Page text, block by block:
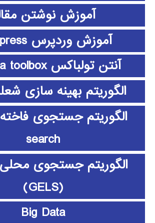
آموزش نوشتن
آموزش وردپرس wordpress
آنتن تولباکس antenna toolbox
الگوریتم بهینه سازی
search
الگوریتم جستجوی
(GELS)
Big Data